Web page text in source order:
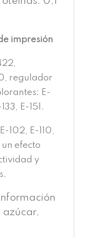
impresión
regulador
E-
E-151.
102, E-110,
efecto
y
azúcar,